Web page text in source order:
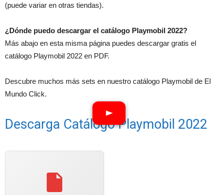
(puede variar en otras tiendas).
¿Dónde puedo descargar el catálogo Playmobil 2022?
Más abajo en esta misma página puedes descargar gratis el
catálogo Playmobil 2022 en PDF.
Descubre muchos más sets en nuestro catálogo Playmobil de El
Mundo Click.
Descarga Catálogo Playmobil 2022